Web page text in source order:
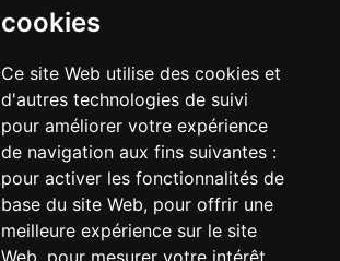
cookies
Ce site Web utilise des cookies et
d'autres technologies de suivi
pour améliorer votre expérience
de navigation aux fins suivantes :
pour activer les fonctionnalités de
base du site Web, pour offrir une
meilleure expérience sur le site
Web, pour mesurer votre intérêt